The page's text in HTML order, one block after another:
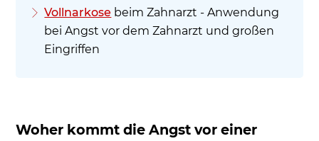
Vollnarkose beim Zahnarzt - Anwendung
bei Angst vor dem Zahnarzt und großen
Eingriffen
Woher kommt die Angst vor einer